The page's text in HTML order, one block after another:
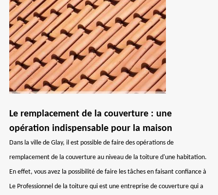
Le remplacement de la couverture : une
opération indispensable pour la maison
Dans la ville de Glay, il est possible de faire des opérations de
remplacement de la couverture au niveau de la toiture d'une habitation.
En effet, vous avez la possibilité de faire les tâches en faisant confiance à
Le Professionnel de la toiture qui est une entreprise de couverture qui a